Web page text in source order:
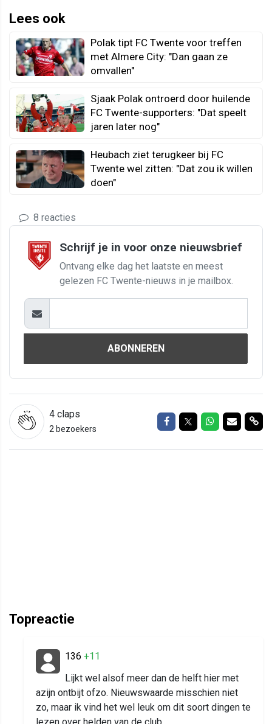
Lees ook
Polak tipt FC Twente voor treffen
met Almere City: "Dan gaan ze
omvallen"
Sjaak Polak ontroerd door huilende
FC Twente-supporters: "Dat speelt
jaren later nog"
Heubach ziet terugkeer bij FC
Twente wel zitten: "Dat zou ik willen
doen"
8 reacties
Schrijf je in voor onze nieuwsbrief
Ontvang elke dag het laatste en meest
gelezen FC Twente-nieuws in je mailbox.
ABONNEREN
4 claps
2 bezoekers
Delen op Facebook
Delen op Twitter
Delen op
Delen
Topreactie
136 +11
Lijkt wel alsof meer dan de helft hier met
azijn ontbijt ofzo. Nieuwswaarde misschien niet
zo, maar ik vind het wel leuk om dit soort dingen te